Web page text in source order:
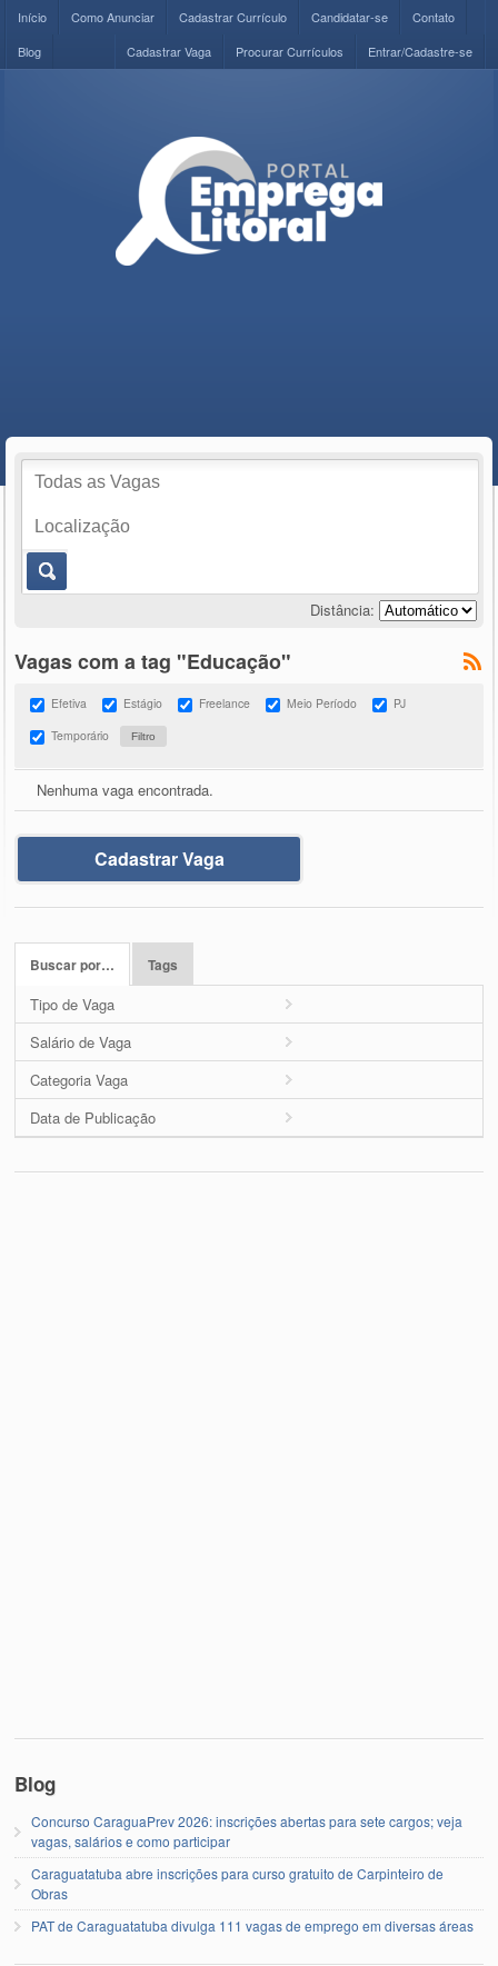
Início Como Anunciar Cadastrar Currículo Candidatar-se
Contato
Blog
Entrar/Cadastre-se
Procurar Currículos
Cadastrar Vaga
Distância:
Vagas com a tag "Educação"
Efetiva Estágio Freelance Meio Período
PJ
Temporário
Nenhuma vaga encontrada.
Cadastrar Vaga
Buscar por… Tags
Tipo de Vaga
Salário de Vaga
Categoria Vaga
Data de Publicação
Blog
Concurso CaraguaPrev 2026: inscrições abertas para sete cargos; veja
vagas, salários e como participar
Caraguatatuba abre inscrições para curso gratuito de Carpinteiro de
Obras
PAT de Caraguatatuba divulga 111 vagas de emprego em diversas áreas